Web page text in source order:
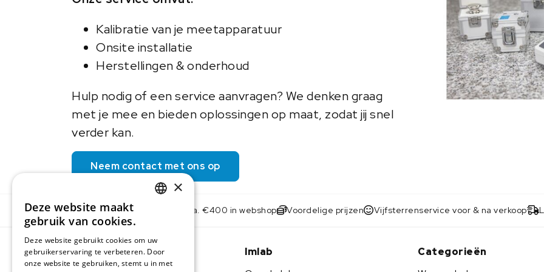
Kalibratie van je meetapparatuur
Onsite installatie
Herstellingen & onderhoud
Hulp nodig of een service aanvragen? We denken graag
met je mee en bieden oplossingen op maat, zodat jij snel
verder kan.
Neem contact met ons op
Gratis levering v.a. €400 in webshop Voordelige prijzen Vijfsterrenservice voor & na verkoop
Imlab
Categorieën
×
Deze website maakt
gebruik van cookies.
Deze website gebruikt cookies om uw
gebruikerservaring te verbeteren. Door
onze website te gebruiken, stemt u in met